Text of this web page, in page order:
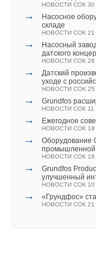
НОВОСТИ СОК
→
Насосное
складе
НОВОСТИ СОК
→
Насосный
датского
НОВОСТИ СОК
→
Датский
уходе с
НОВОСТИ СОК 25
→ Grundfos
НОВОСТИ СОК 11
→ Ежегодное
НОВОСТИ СОК 18
→
Оборудование
промышленной
НОВОСТИ СОК 18
→
Grundfos
улучшенный
НОВОСТИ СОК 10
→ «Грундфос»
НОВОСТИ СОК 21
Кроме того,
более 70
проводятся
Для специалистов,
технические
знания
BAXI, компания
экзамен.
В качестве
Экзамена вы
Читайте по
Компания АДЛ
AUDYTOR SET
НОВОСТИ СОК 13
«Гранфлоу»
НОВОСТИ СОК 25
Торговый Дом
внесенной в
НОВОСТИ СОК
АДЛ построит
НОВОСТИ СОК 22
→
Компания АДЛ
серии
НОВОСТИ СОК 21
Новинки
сильфонные
НОВОСТИ СОК 14
Компания АДЛ
линейке –
НОВОСТИ СОК 21
НОВОСТИ СОК 19
Комментарии
В этой теме еще нет
Добавить
Ваше имя *